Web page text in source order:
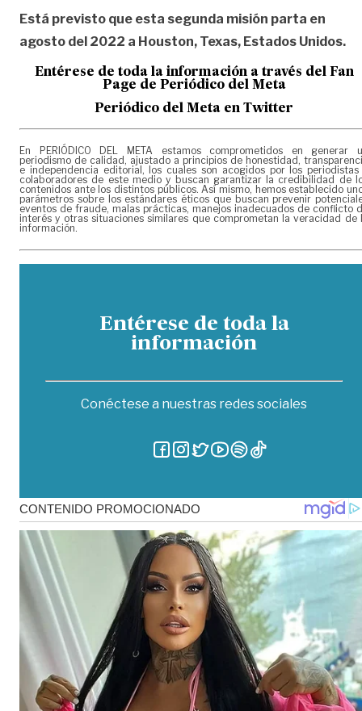
Está previsto que esta segunda misión parta en
agosto del 2022 a Houston, Texas, Estados Unidos.
Entérese de toda la información a través del Fan
Page de Periódico del Meta
Periódico del Meta en Twitter
En PERIÓDICO DEL META estamos comprometidos en generar
periodismo de calidad, ajustado a principios de honestidad,
e independencia editorial, los cuales son acogidos por los periodistas
colaboradores de este medio y buscan garantizar la credibilidad de
contenidos ante los distintos públicos. Así mismo, hemos establecido
parámetros sobre los estándares éticos que buscan prevenir
eventos de fraude, malas prácticas, manejos inadecuados de conflicto
interés y otras situaciones similares que comprometan la veracidad de
información.
Entérese de toda la
información
Conéctese a nuestras redes sociales